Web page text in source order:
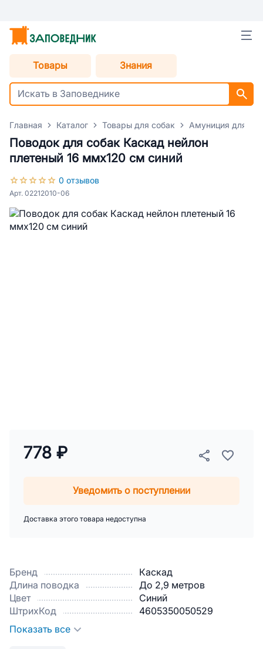
Товары Знания
Главная Каталог Товары для собак Амуниция для
Поводок для собак Каскад нейлон
плетеный 16 ммх120 см синий
0 отзывов
Арт. 02212010-06
Бренд
Каскад
Длина поводка
До 2,9 метров
Цвет
Синий
ШтрихКод
4605350050529
Показать все
778 ₽
Уведомить о поступлении
Доставка этого товара недоступна